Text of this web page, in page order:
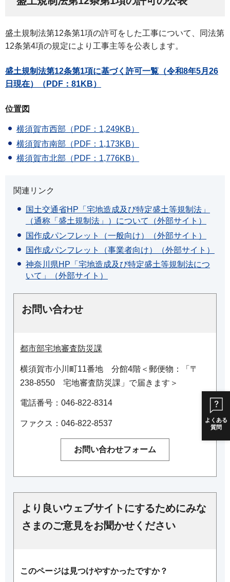
よくある
質問
盛土規制法第12条第1項の許可をした工事について、同法第
12条第4項の規定により工事主等を公表します。
盛土規制法第12条第1項に基づく許可一覧（令和8年5月26
日現在）（PDF：81KB）
位置図
横須賀市西部（PDF：1,249KB）
横須賀市南部（PDF：1,173KB）
横須賀市北部（PDF：1,776KB）
関連リンク
国土交通省HP「宅地造成及び特定盛土等規制法」
（通称「盛土規制法」）について（外部サイト）
国作成パンフレット（一般向け）（外部サイト）
国作成パンフレット（事業者向け）（外部サイト）
神奈川県HP「宅地造成及び特定盛土等規制法につ
いて」（外部サイト）
お問い合わせ
都市部宅地審査防災課
横須賀市小川町11番地 分館4階＜郵便物：「〒
238-8550 宅地審査防災課」で届きます＞
電話番号：046-822-8314
ファクス：046-822-8537
より良いウェブサイトにするためにみな
さまのご意見をお聞かせください
このページは見つけやすかったですか？